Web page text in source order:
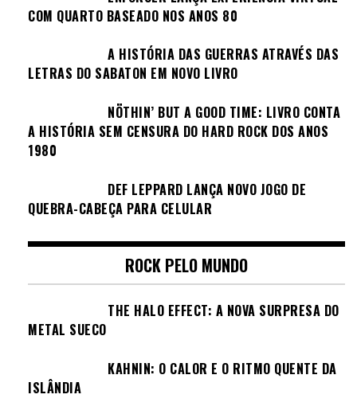
COM QUARTO BASEADO NOS ANOS 80
A HISTÓRIA DAS GUERRAS ATRAVÉS DAS
LETRAS DO SABATON EM NOVO LIVRO
NÖTHIN’ BUT A GOOD TIME: LIVRO CONTA
A HISTÓRIA SEM CENSURA DO HARD ROCK DOS ANOS
1980
DEF LEPPARD LANÇA NOVO JOGO DE
QUEBRA-CABEÇA PARA CELULAR
ROCK PELO MUNDO
THE HALO EFFECT: A NOVA SURPRESA DO
METAL SUECO
KAHNIN: O CALOR E O RITMO QUENTE DA
ISLÂNDIA